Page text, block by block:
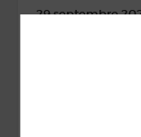
29 septembre